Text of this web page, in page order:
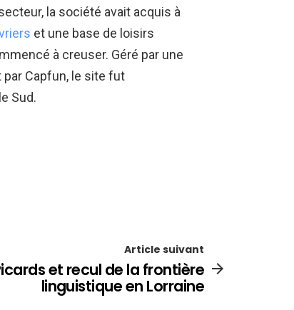
la société avait acquis à
et une base de loisirs
à creuser. Géré par une
Capfun, le site fut
Sud.
Article suivant
et recul de la frontière
linguistique en Lorraine